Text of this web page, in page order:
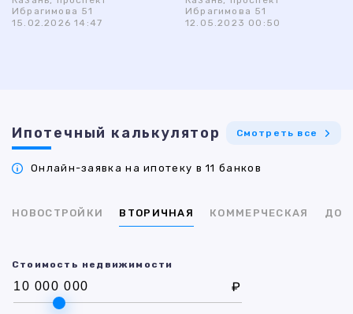
Ибрагимова 51
15.02.2026 14:47
Ибрагимова 51
12.05.2023 00:50
Ипотечный калькулятор Смотреть все
Онлайн-заявка на ипотеку в 11 банков
НОВОСТРОЙКИ ВТОРИЧНАЯ КОММЕРЧЕСКАЯ ДОМ
Стоимость недвижимости
₽